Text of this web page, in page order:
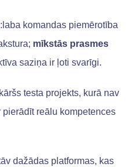
komandas piemērotība
mīkstās prasmes
saziņa ir ļoti svarīgi.
testa projekts, kurā nav
reālu kompetences
dažādas platformas, kas